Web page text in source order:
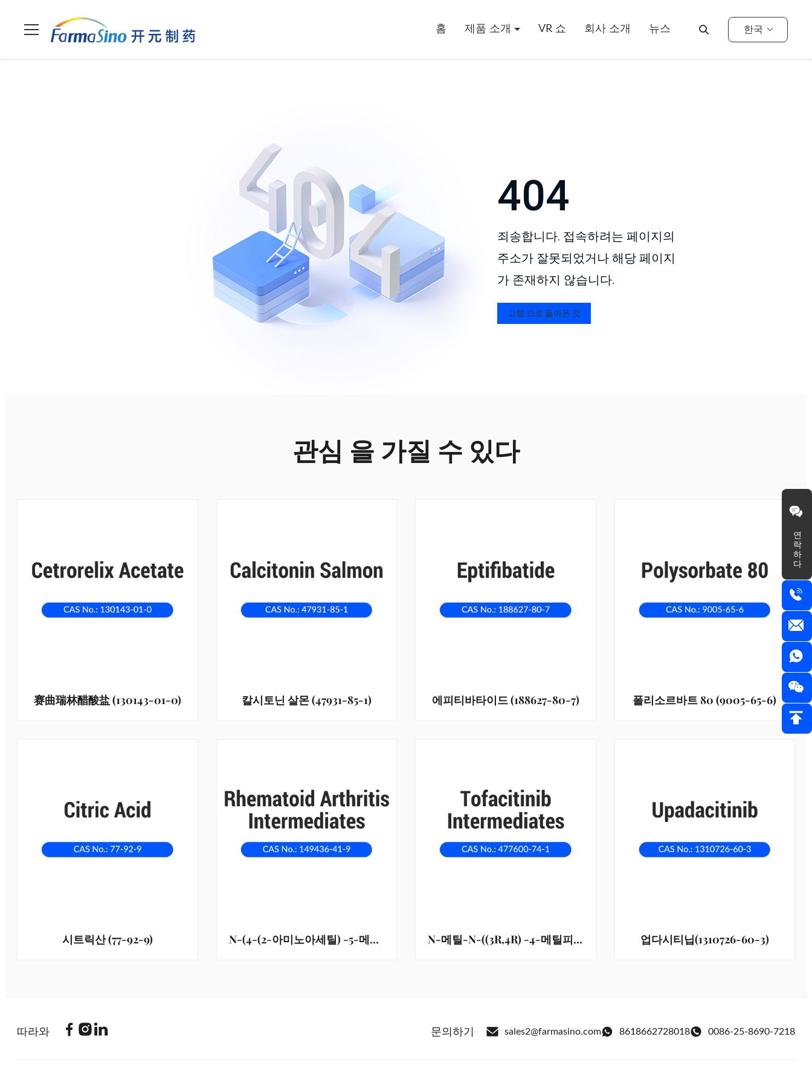
연락하다
홈 제품 소개 VR 쇼 회사 소개 뉴스 한국
404
죄송합니다. 접속하려는 페이지의
주소가 잘못되었거나 해당 페이지
가 존재하지 않습니다.
고향 으로 돌아온 것
관심 을 가질 수 있다
赛曲瑞林醋酸盐 (130143-01-0) 칼시토닌 살몬 (47931-85-1) 에피티바타이드 (188627-80-7) 폴리소르바트 80 (9005-65-6)
시트릭산 (77-92-9) N-(4-(2-아미노아세틸) -5-메토시-2-페노시페닐) 메탄수플라나마이드화수화물 149436-41-9 N-메틸-N-((3R,4R) -4-메틸피페리딘-3-일) -7H-피롤로[2,3-d]피리미딘-4-아민 (477600-74-1) 업다시티닙(1310726-60-3)
따라와 문의하기 sales2@farmasino.com 8618662728018 0086-25-8690-7218